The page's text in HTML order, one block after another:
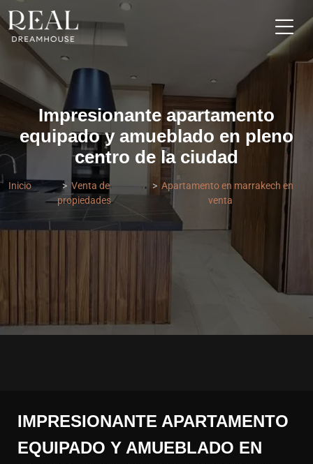
Impresionante apartamento
equipado y amueblado en pleno
centro de la ciudad
Inicio
Venta de
propiedades
Apartamento en marrakech en
venta
IMPRESIONANTE APARTAMENTO
EQUIPADO Y AMUEBLADO EN